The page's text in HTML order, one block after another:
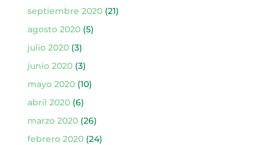
septiembre 2020(21)
agosto 2020(5)
julio 2020(3)
junio 2020(3)
mayo 2020(10)
abril 2020(6)
marzo 2020(26)
febrero 2020(24)